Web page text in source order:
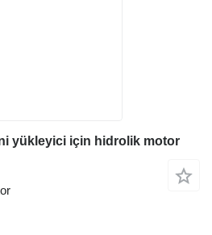
yükleyici için hidrolik motor